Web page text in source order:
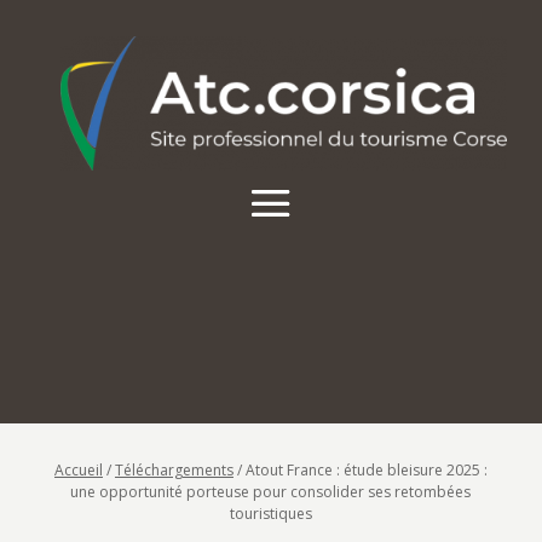
Accueil /Téléchargements/Atout France : étude bleisure 2025 :
une opportunité porteuse pour consolider ses retombées
touristiques